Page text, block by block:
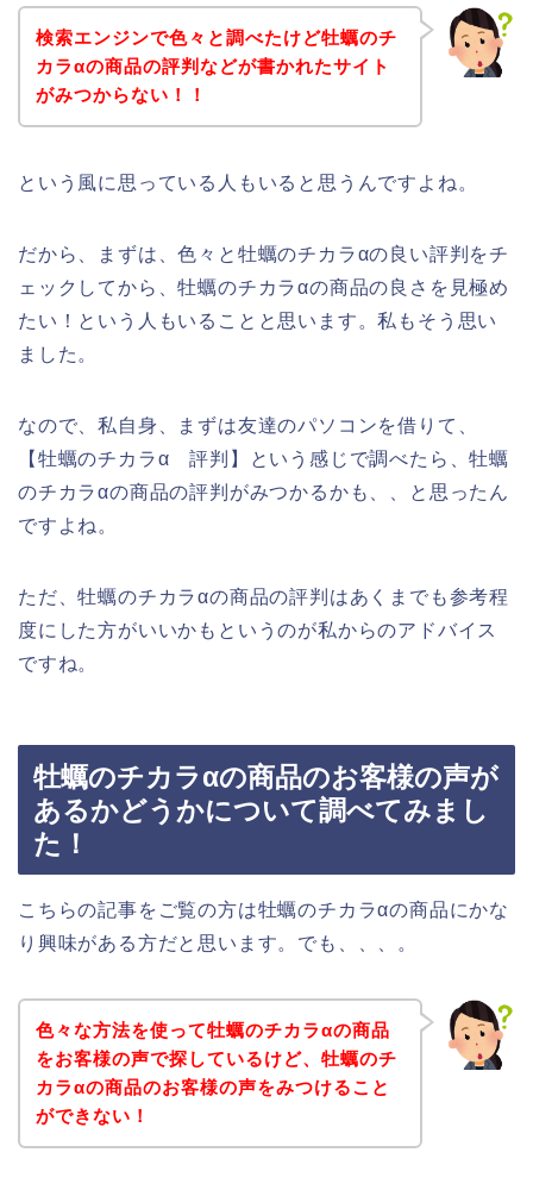
検索エンジンで色々と調べたけど牡蠣のチ
カラαの商品の評判などが書かれたサイト
がみつからない！！
という風に思っている人もいると思うんですよね。
だから、まずは、色々と牡蠣のチカラαの良い評判をチ
ェックしてから、牡蠣のチカラαの商品の良さを見極め
たい！という人もいることと思います。私もそう思い
ました。
なので、私自身、まずは友達のパソコンを借りて、
【牡蠣のチカラα 評判】という感じで調べたら、牡蠣
のチカラαの商品の評判がみつかるかも、、と思ったん
ですよね。
ただ、牡蠣のチカラαの商品の評判はあくまでも参考程
度にした方がいいかもというのが私からのアドバイス
ですね。
牡蠣のチカラαの商品のお客様の声が
あるかどうかについて調べてみまし
た！
こちらの記事をご覧の方は牡蠣のチカラαの商品にかな
り興味がある方だと思います。でも、、、。
色々な方法を使って牡蠣のチカラαの商品
をお客様の声で探しているけど、牡蠣のチ
カラαの商品のお客様の声をみつけること
ができない！